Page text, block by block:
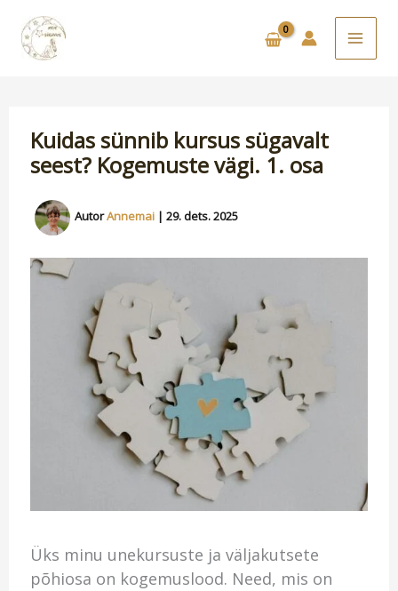
content
Kuidas sünnib kursus sügavalt
seest? Kogemuste vägi. 1. osa
AutorAnnemai | 29. dets. 2025
Üks minu unekursuste ja väljakutsete
põhiosa on kogemuslood. Need, mis on